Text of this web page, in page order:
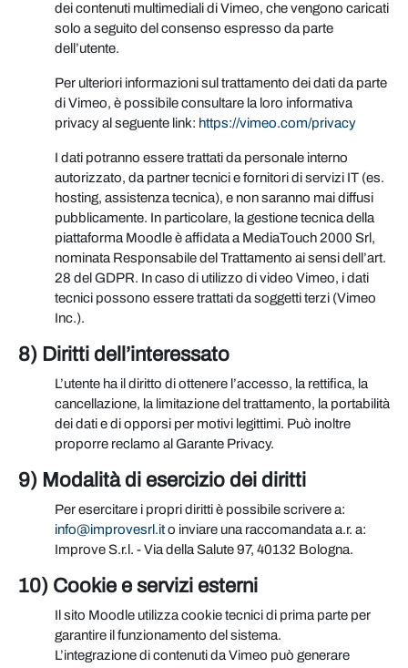
dei contenuti multimediali di Vimeo, che vengono caricati
solo a seguito del consenso espresso da parte
dell’utente.
Per ulteriori informazioni sul trattamento dei dati da parte
di Vimeo, è possibile consultare la loro informativa
privacy al seguente link: https://vimeo.com/privacy
I dati potranno essere trattati da personale interno
autorizzato, da partner tecnici e fornitori di servizi IT (es.
hosting, assistenza tecnica), e non saranno mai diffusi
pubblicamente. In particolare, la gestione tecnica della
piattaforma Moodle è affidata a MediaTouch 2000 Srl,
nominata Responsabile del Trattamento ai sensi dell’art.
28 del GDPR. In caso di utilizzo di video Vimeo, i dati
tecnici possono essere trattati da soggetti terzi (Vimeo
Inc.).
8) Diritti dell’interessato
L’utente ha il diritto di ottenere l’accesso, la rettifica, la
cancellazione, la limitazione del trattamento, la portabilità
dei dati e di opporsi per motivi legittimi. Può inoltre
proporre reclamo al Garante Privacy.
9) Modalità di esercizio dei diritti
Per esercitare i propri diritti è possibile scrivere a:
info@improvesrl.ito inviare una raccomandata a.r. a:
Improve S.r.l. - Via della Salute 97, 40132 Bologna.
10) Cookie e servizi esterni
Il sito Moodle utilizza cookie tecnici di prima parte per
garantire il funzionamento del sistema.
L’integrazione di contenuti da Vimeo può generare